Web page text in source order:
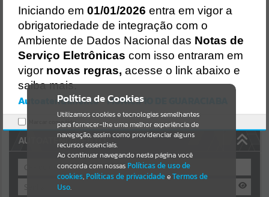
Resultados para""
Portais
Por favor, aguarde...
NOTÍCIAS
Por favor, aguarde...
AUTOATENDIMENTO
Política de Cookies
Utilizamos cookies e tecnologias semelhantes
para fornecer-lhe uma melhor experiência de
navegação, assim como providenciar alguns
recursos essenciais.
Ao continuar navegando nesta página você
concorda com nossas Políticas de uso de
cookies, Políticas de privacidadeeTermos de
Uso.
Iniciando em 01/01/2026 entra em vigor a
obrigatoriedade de integração com o
Ambiente de Dados Nacional das Notas de
Serviço Eletrônicas com isso entraram em
vigor novas regras, acesse o link abaixo e
saiba mais.
Autoatendimento - MUNICIPIO DE GUARACIABA
Marcar como lido.
Gerenciamento do Sistema
CÓDIGO DA MENSAGEM:
Ocorreu um erro de script:
Uncaught SyntaxError: Unexpected token '('
https://guaraciaba.atende.net/cidadao/pagina/static/bundle/wpo_in
dex_2_base_l2_portal_editores_sync_d9fb77cfd5741fafc9972edc7a6
41fea.js?v=83d4f602:47
Verificar Mais Detalhes